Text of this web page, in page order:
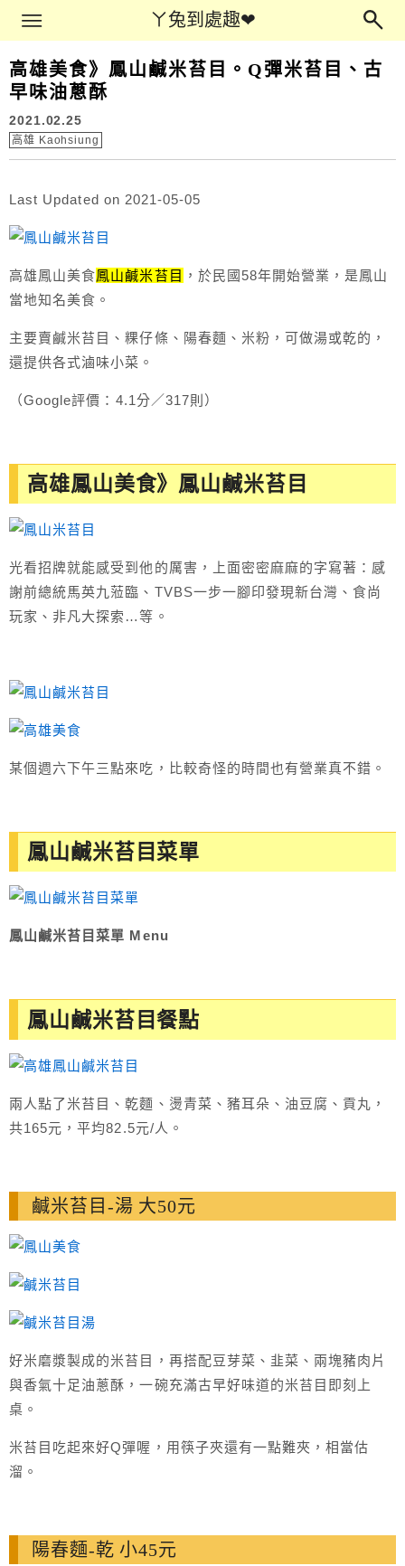
ㄚ兔到處趣❤
Main Menu
高雄美食》鳳山鹹米苔目。Q彈米苔目、古
早味油蔥酥
2021.02.25
高雄 Kaohsiung
Last Updated on 2021-05-05
高雄鳳山美食鳳山鹹米苔目 ，於民國58年開始營業，是鳳山
當地知名美食。
主要賣鹹米苔目、粿仔條、陽春麵、米粉，可做湯或乾的，
還提供各式滷味小菜。
（Google評價：4.1分／317則）
高雄鳳山美食》鳳山鹹米苔目
光看招牌就能感受到他的厲害，上面密密麻麻的字寫著：感
謝前總統馬英九蒞臨、TVBS一步一腳印發現新台灣、食尚
玩家、非凡大探索…等。
某個週六下午三點來吃，比較奇怪的時間也有營業真不錯。
鳳山鹹米苔目菜單
鳳山鹹米苔目菜單 Menu
鳳山鹹米苔目餐點
兩人點了米苔目、乾麵、燙青菜、豬耳朵、油豆腐、貢丸，
共165元，平均82.5元/人。
鹹米苔目-湯 大50元
好米磨漿製成的米苔目，再搭配豆芽菜、韭菜、兩塊豬肉片
與香氣十足油蔥酥，一碗充滿古早好味道的米苔目即刻上
桌。
米苔目吃起來好Q彈喔，用筷子夾還有一點難夾，相當估
溜。
陽春麵-乾 小45元